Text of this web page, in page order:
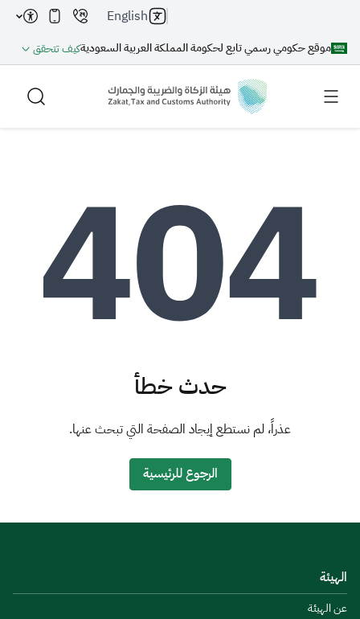
موقع حكومي رسمي تابع لحكومة المملكة العربية السعوديةكيف تتحقق
English
بحث AI
التصرفات العقارية
حدث خطأ
عذراً، لم نستطع إيجاد الصفحة التي تبحث عنها.
الرجوع للرئيسية
الهيئة
عن الهيئة